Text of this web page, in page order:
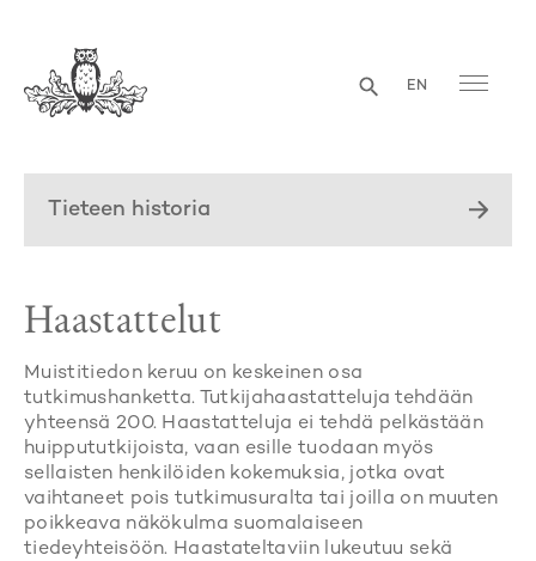
EN
Tieteen historia
Haastattelut
Muistitiedon keruu on keskeinen osa
tutkimushanketta. Tutkijahaastatteluja tehdään
yhteensä 200. Haastatteluja ei tehdä pelkästään
huippututkijoista, vaan esille tuodaan myös
sellaisten henkilöiden kokemuksia, jotka ovat
vaihtaneet pois tutkimusuralta tai joilla on muuten
poikkeava näkökulma suomalaiseen
tiedeyhteisöön. Haastateltaviin lukeutuu sekä